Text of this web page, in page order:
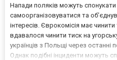
Напади поляків можуть спонукати
самоорганізовуватися та
інтересів. Єврокомісія має
вдавалося чинити тиск на
українців з Польщі через останні
Однак подібні інциденти можуть